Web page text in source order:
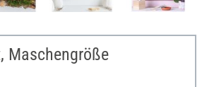
Maschengröße